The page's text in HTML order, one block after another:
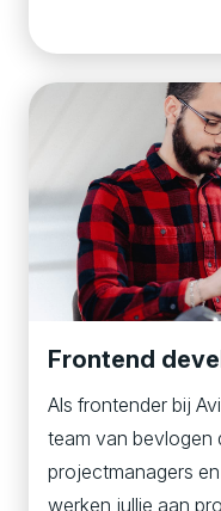
met onder meer
en analisten. Je
gedetacheerd bij
anders. Zowel qua
complexiteit. Er is
Microsoft-platform
Frontend
Als frontender bij
team van bevlogen
projectmanagers
werken jullie aan